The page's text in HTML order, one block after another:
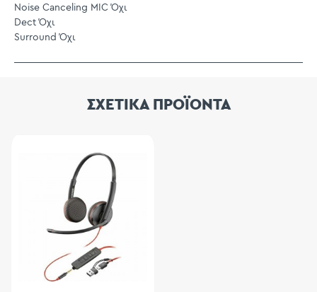
Noise Canceling MIC Όχι
Dect Όχι
Surround Όχι
ΣΧΕΤΙΚΑ ΠΡΟΪΟΝΤΑ